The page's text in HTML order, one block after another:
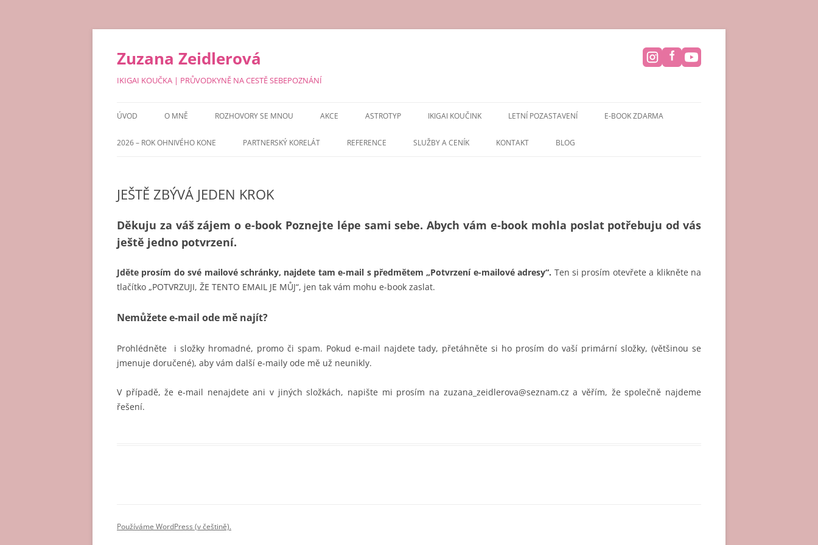
Přejít
webu
Zuzana Zeidlerová
IKIGAI KOUČKA | PRŮVODKYNĚ NA CESTĚ SEBEPOZNÁNÍ
ÚVOD O MNĚ ROZHOVORY SE MNOU AKCE ASTROTYP
MING KUA
IKIGAI KOUČINK LETNÍ POZASTAVENÍ E-BOOK ZDARMA
2026 – ROK OHNIVÉHO KONE PARTNERSKÝ KORELÁT REFERENCE SLUŽBY A CENÍK KONTAKT BLOG
JEŠTĚ ZBÝVÁ JEDEN KROK
Děkuju za váš zájem o e-book Poznejte lépe sami sebe.Abych vám e-book mohla poslat potřebuju od vás
ještě jedno potvrzení.
Jděte prosím do své mailové schránky, najdete tam e-mail s předmětem „Potvrzení e-mailové adresy“. Ten si prosím otevřete a klikněte na
tlačítko „POTVRZUJI, ŽE TENTO EMAIL JE MŮJ“, jen tak vám mohu e-book zaslat.
Nemůžete e-mail ode mě najít?
Prohlédněte i složky hromadné, promo či spam. Pokud e-mail najdete tady, přetáhněte si ho prosím do vaší primární složky, (většinou se
jmenuje doručené), aby vám další e-maily ode mě už neunikly.
V případě, že e-mail nenajdete ani v jiných složkách, napište mi prosím na zuzana_zeidlerova@seznam.cz a věřím, že společně najdeme
řešení.
Používáme WordPress (v češtině).